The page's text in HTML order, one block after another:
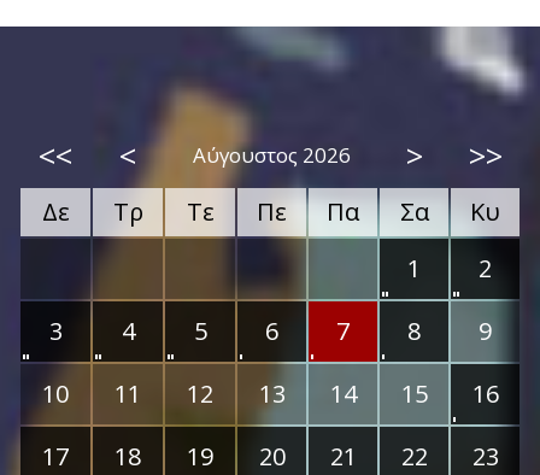
<< < Αύγουστος 2026 > >>
Δε Τρ Τε Πε Πα Σα
Κυ
1
2
3
4 5 6 7 8
9
10
11 12 13 14 15
16
17
18 19 20 21 22
23